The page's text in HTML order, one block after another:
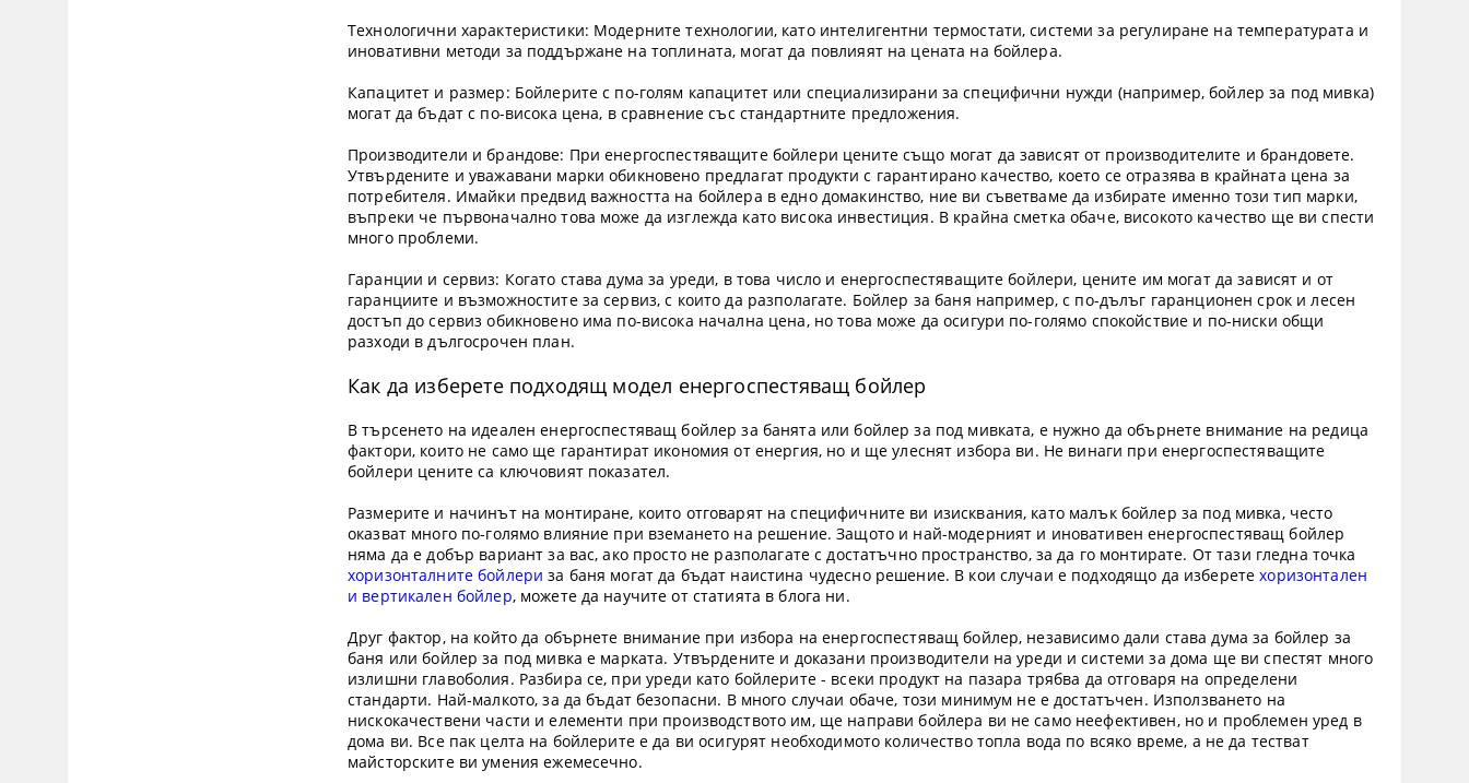
Технологични характеристики: Модерните технологии, като интелигентни термостати, системи за регулиране на температурата и
иновативни методи за поддържане на топлината, могат да повлияят на цената на бойлера.
Капацитет и размер: Бойлерите с по-голям капацитет или специализирани за специфични нужди (например, бойлер за под мивка)
могат да бъдат с по-висока цена, в сравнение със стандартните предложения.
Производители и брандове: При енергоспестяващите бойлери цените също могат да зависят от производителите и брандовете.
Утвърдените и уважавани марки обикновено предлагат продукти с гарантирано качество, което се отразява в крайната цена за
потребителя. Имайки предвид важността на бойлера в едно домакинство, ние ви съветваме да избирате именно този тип марки,
въпреки че първоначално това може да изглежда като висока инвестиция. В крайна сметка обаче, високото качество ще ви спести
много проблеми.
Гаранции и сервиз: Когато става дума за уреди, в това число и енергоспестяващите бойлери, цените им могат да зависят и от
гаранциите и възможностите за сервиз, с които да разполагате. Бойлер за баня например, с по-дълъг гаранционен срок и лесен
достъп до сервиз обикновено има по-висока начална цена, но това може да осигури по-голямо спокойствие и по-ниски общи
разходи в дългосрочен план.
Как да изберете подходящ модел енергоспестяващ бойлер
В търсенето на идеален енергоспестяващ бойлер за банята или бойлер за под мивката, е нужно да обърнете внимание на редица
фактори, които не само ще гарантират икономия от енергия, но и ще улеснят избора ви. Не винаги при енергоспестяващите
бойлери цените са ключовият показател.
Размерите и начинът на монтиране, които отговарят на специфичните ви изисквания, като малък бойлер за под мивка, често
оказват много по-голямо влияние при вземането на решение. Защото и най-модерният и иновативен енергоспестяващ бойлер
няма да е добър вариант за вас, ако просто не разполагате с достатъчно пространство, за да го монтирате. От тази гледна точка
хоризонталните бойлери за баня могат да бъдат наистина чудесно решение. В кои случаи е подходящо да изберетехоризонтален
и вертикален бойлер, можете да научите от статията в блога ни.
Друг фактор, на който да обърнете внимание при избора на енергоспестяващ бойлер, независимо дали става дума за бойлер за
баня или бойлер за под мивка е марката. Утвърдените и доказани производители на уреди и системи за дома ще ви спестят много
излишни главоболия. Разбира се, при уреди като бойлерите - всеки продукт на пазара трябва да отговаря на определени
стандарти. Най-малкото, за да бъдат безопасни. В много случаи обаче, този минимум не е достатъчен. Използването на
нискокачествени части и елементи при производството им, ще направи бойлера ви не само неефективен, но и проблемен уред в
дома ви. Все пак целта на бойлерите е да ви осигурят необходимото количество топла вода по всяко време, а не да тестват
майсторските ви умения ежемесечно.